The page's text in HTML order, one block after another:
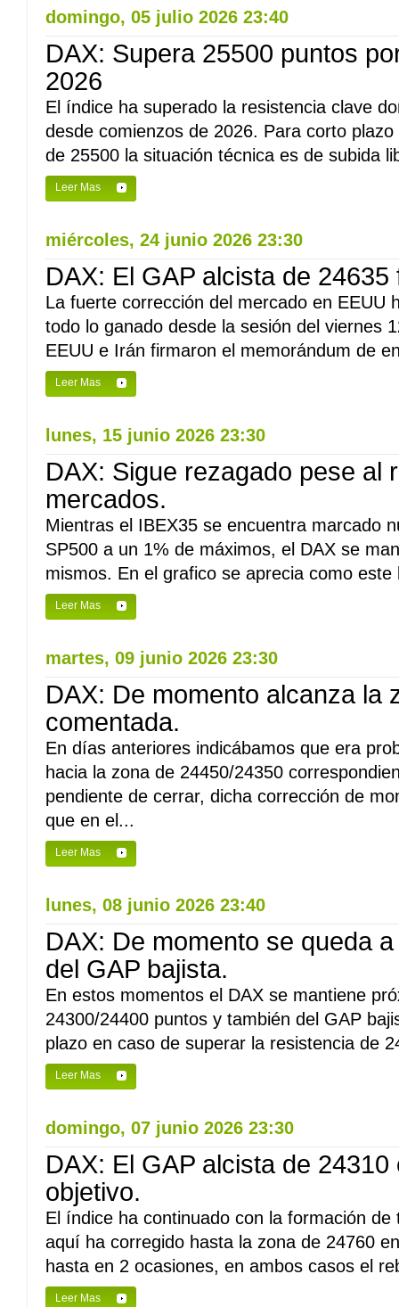
domingo, 05 julio 2026 23:40
DAX: Supera 25500 puntos
2026
El índice ha superado la resistencia clave
desde comienzos de 2026. Para corto
de 25500 la situación técnica es de subida
Leer Mas
miércoles, 24 junio 2026 23:30
DAX: El GAP alcista de
La fuerte corrección del mercado en EEUU
todo lo ganado desde la sesión del viernes
EEUU e Irán firmaron el memorándum de
Leer Mas
lunes, 15 junio 2026 23:30
DAX: Sigue rezagado pese al
mercados.
Mientras el IBEX35 se encuentra marcado
SP500 a un 1% de máximos, el DAX se
mismos. En el grafico se aprecia como este
Leer Mas
martes, 09 junio 2026 23:30
DAX: De momento alcanza la
comentada.
En días anteriores indicábamos que era
hacia la zona de 24450/24350
pendiente de cerrar, dicha corrección de
que en el...
Leer Mas
lunes, 08 junio 2026 23:40
DAX: De momento se queda
del GAP bajista.
En estos momentos el DAX se mantiene
24300/24400 puntos y también del GAP
plazo en caso de superar la resistencia de
Leer Mas
domingo, 07 junio 2026 23:30
DAX: El GAP alcista de
objetivo.
El índice ha continuado con la formación
aquí ha corregido hasta la zona de 24760
hasta en 2 ocasiones, en ambos casos el
Leer Mas